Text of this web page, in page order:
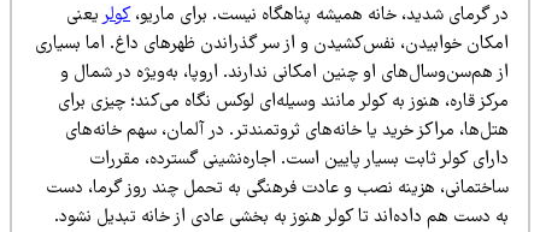
گرمای شدید، خانه همیشه پناهگاه نیست. برای ماریو،کولریعنی
خوابیدن، نفس‌کشیدن و از سر گذراندن ظهرهای داغ. اما بسیاری
هم‌سن‌وسال‌های او چنین امکانی ندارند. اروپا، به‌ویژه در شمال و
قاره، هنوز به کولر مانند وسیله‌ای لوکس نگاه می‌کند؛ چیزی برای
مراکز خرید یا خانه‌های ثروتمندتر. در آلمان، سهم خانه‌های
کولر ثابت بسیار پایین است. اجاره‌نشینی گسترده، مقررات
هزینه نصب و عادت فرهنگی به تحمل چند روز گرما، دست
دست هم داده‌اند تا کولر هنوز به بخشی عادی از خانه تبدیل نشود.